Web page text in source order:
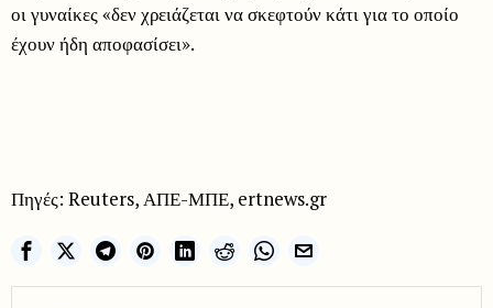
οι γυναίκες «δεν χρειάζεται να σκεφτούν κάτι για το οποίο
έχουν ήδη αποφασίσει».
Πηγές: Reuters, ΑΠΕ-ΜΠΕ, ertnews.gr